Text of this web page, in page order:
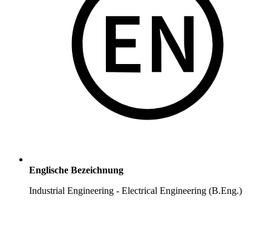
Englische Bezeichnung
Industrial Engineering - Electrical Engineering (B.Eng.)